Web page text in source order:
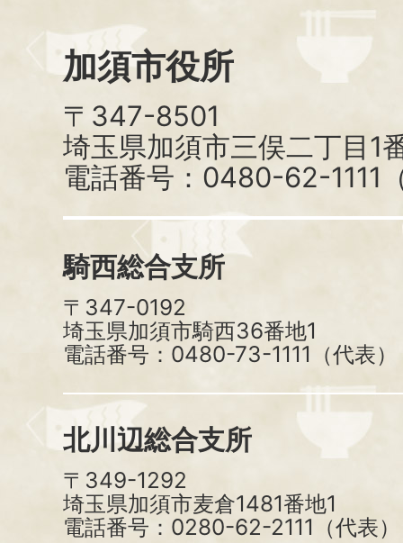
加須市役所
〒347-8501
埼玉県加須市三俣二丁目1
電話番号：0480-62-1111
騎西総合支所
〒347-0192
埼玉県加須市騎西36番地1
電話番号：0480-73-1111（代表）
北川辺総合支所
〒349-1292
埼玉県加須市麦倉1481番地1
電話番号：0280-62-2111（代表）